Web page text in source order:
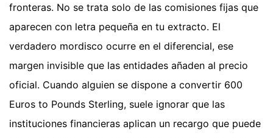
fronteras. No se trata solo de las comisiones fijas que
aparecen con letra pequeña en tu extracto. El
verdadero mordisco ocurre en el diferencial, ese
margen invisible que las entidades añaden al precio
oficial. Cuando alguien se dispone a convertir 600
Euros to Pounds Sterling, suele ignorar que las
instituciones financieras aplican un recargo que puede